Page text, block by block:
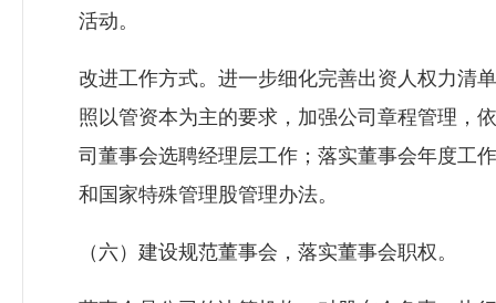
活动。
改进工作方式。进一步细化完善出资人权力清
照以管资本为主的要求，加强公司章程管理，
司董事会选聘经理层工作；落实董事会年度工
和国家特殊管理股管理办法。
（六）建设规范董事会，落实董事会职权。